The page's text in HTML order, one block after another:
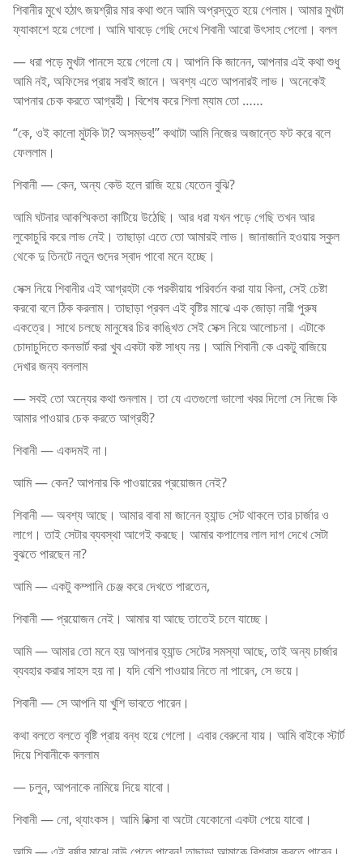
শিবানীর মুখে হঠাৎ জয়শ্রীর মার কথা শুনে আমি অপ্রস্তুত হয়ে গেলাম। আমার মুখটা
ফ্যাকাশে হয়ে গেলো। আমি ঘাবড়ে গেছি দেখে শিবানী আরো উৎসাহ পেলো। বলল
— ধরা পড়ে মুখটা পানসে হয়ে গেলো যে। আপনি কি জানেন, আপনার এই কথা শুধু
আমি নই, অফিসের প্রায় সবাই জানে। অবশ্য এতে আপনারই লাভ। অনেকেই
আপনার চেক করতে আগ্রহী। বিশেষ করে শিলা ম্যাম তো ……
“কে, ওই কালো মুটকি টা? অসম্ভব!” কথাটা আমি নিজের অজান্তে ফট করে বলে
ফেললাম।
শিবানী — কেন, অন্য কেউ হলে রাজি হয়ে যেতেন বুঝি?
আমি ঘটনার আকস্মিকতা কাটিয়ে উঠেছি। আর ধরা যখন পড়ে গেছি তখন আর
লুকোচুরি করে লাভ নেই। তাছাড়া এতে তো আমারই লাভ। জানাজানি হওয়ায় স্কুল
থেকে দু তিনটে নতুন গুদের স্বাদ পাবো মনে হচ্ছে।
সেক্স নিয়ে শিবানীর এই আগ্রহটা কে পরকীয়ায় পরিবর্তন করা যায় কিনা, সেই চেষ্টা
করবো বলে ঠিক করলাম। তাছাড়া প্রবল এই বৃষ্টির মাঝে এক জোড়া নারী পুরুষ
একত্রে। সাথে চলছে মানুষের চির কাঙ্খিত সেই সেক্স নিয়ে আলোচনা। এটাকে
চোদাচুদিতে কনভার্ট করা খুব একটা কষ্ট সাধ্য নয়। আমি শিবানী কে একটু বাজিয়ে
দেখার জন্য বললাম
— সবই তো অন্যের কথা শুনলাম। তা যে এতগুলো ভালো খবর দিলো সে নিজে কি
আমার পাওয়ার চেক করতে আগ্রহী?
শিবানী — একদমই না।
আমি — কেন? আপনার কি পাওয়ারের প্রয়োজন নেই?
শিবানী — অবশ্য আছে। আমার বাবা মা জানেন হ্যান্ড সেট থাকলে তার চার্জার ও
লাগে। তাই সেটার ব্যবস্থা আগেই করছে। আমার কপালের লাল দাগ দেখে সেটা
বুঝতে পারছেন না?
আমি — একটু কম্পানি চেঞ্জ করে দেখতে পারতেন,
শিবানী — প্রয়োজন নেই। আমার যা আছে তাতেই চলে যাচ্ছে।
আমি — আমার তো মনে হয় আপনার হ্যান্ড সেটের সমস্যা আছে, তাই অন্য চার্জার
ব্যবহার করার সাহস হয় না। যদি বেশি পাওয়ার নিতে না পারেন, সে ভয়ে।
শিবানী — সে আপনি যা খুশি ভাবতে পারেন।
কথা বলতে বলতে বৃষ্টি প্রায় বন্ধ হয়ে গেলো। এবার বেরুনো যায়। আমি বাইকে স্টার্ট
দিয়ে শিবানীকে বললাম
— চলুন, আপনাকে নামিয়ে দিয়ে যাবো।
শিবানী — নো, থ্যাংকস। আমি রিক্সা বা অটো যেকোনো একটা পেয়ে যাবো।